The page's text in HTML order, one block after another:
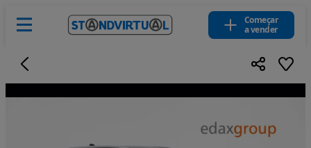
Começar
a vender